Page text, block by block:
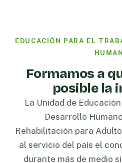
EDUCACIÓN PARA EL
Formamos a
posible la
La Unidad de
Desarrollo
Rehabilitación para
al servicio del país el
durante más de medio